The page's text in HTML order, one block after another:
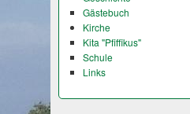
Gästebuch
Kirche
Kita "Pfiffikus"
Schule
Links